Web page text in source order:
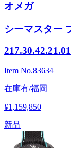
オメガ
シーマスター
Item No.83634
在庫有/福岡
¥1,159,850
新品